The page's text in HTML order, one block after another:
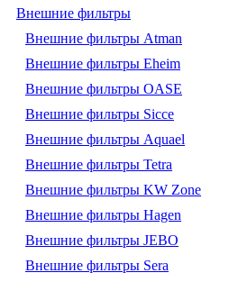
Внешние фильтры
Внешние фильтры Atman
Внешние фильтры Eheim
Внешние фильтры OASE
Внешние фильтры Sicce
Внешние фильтры Aquael
Внешние фильтры Tetra
Внешние фильтры KW Zone
Внешние фильтры Hagen
Внешние фильтры JEBO
Внешние фильтры Sera